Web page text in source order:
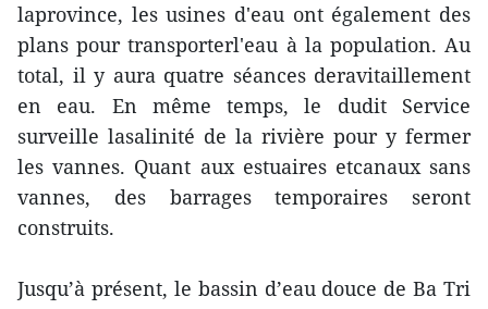
laprovince, les usines d'eau ont également des
plans pour transporterl'eau à la population. Au
total, il y aura quatre séances deravitaillement
en eau. En même temps, le dudit Service
surveille lasalinité de la rivière pour y fermer
les vannes. Quant aux estuaires etcanaux sans
vannes, des barrages temporaires seront
construits.
Jusqu’à présent, le bassin d’eau douce de Ba Tri